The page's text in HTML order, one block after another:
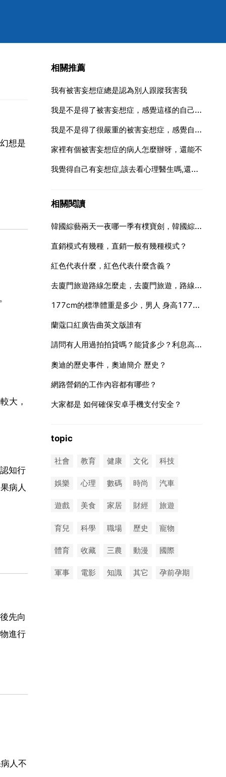
想是
大，
知行
病人
先向
進行
人不
相關推薦
我有被害妄想症總是認為別人跟蹤我害我
我是不是得了被害妄想症，感覺這樣的自己是個瘋子，有辦法嗎
我是不是得了很嚴重的被害妄想症，感覺自己的被害妄想症很嚴重，應該怎麼辦？
家裡有個被害妄想症的病人怎麼辦呀，還能不
我覺得自己有妄想症,該去看心理醫生嗎,還是精神科醫生
相關閱讀
韓國綜藝兩天一夜哪一季有樸寶劍，韓國綜藝節目有哪些中國明星參加過
直銷模式有幾種，直銷一般有幾種模式？
紅色代表什麼，紅色代表什麼含義？
去廈門旅遊路線怎麼走，去廈門旅遊，路線怎麼走
177cm的標準體重是多少，男人 身高177釐米 最標準的體重是多少？？？
蘭蔻口紅廣告曲英文版誰有
請問有人用過拍拍貸嗎？能貸多少？利息高嗎？
奧迪的歷史事件，奧迪簡介 歷史？
網路營銷的工作內容都有哪些？
大家都是 如何確保安卓手機支付安全？
topic
社會 教育 健康 文化 科技
娛樂 心理 數碼 時尚 汽車
遊戲 美食 家居 財經 旅遊
育兒 科學 職場 歷史 寵物
體育 收藏 三農 動漫 國際
軍事 電影 知識 其它 孕前孕期